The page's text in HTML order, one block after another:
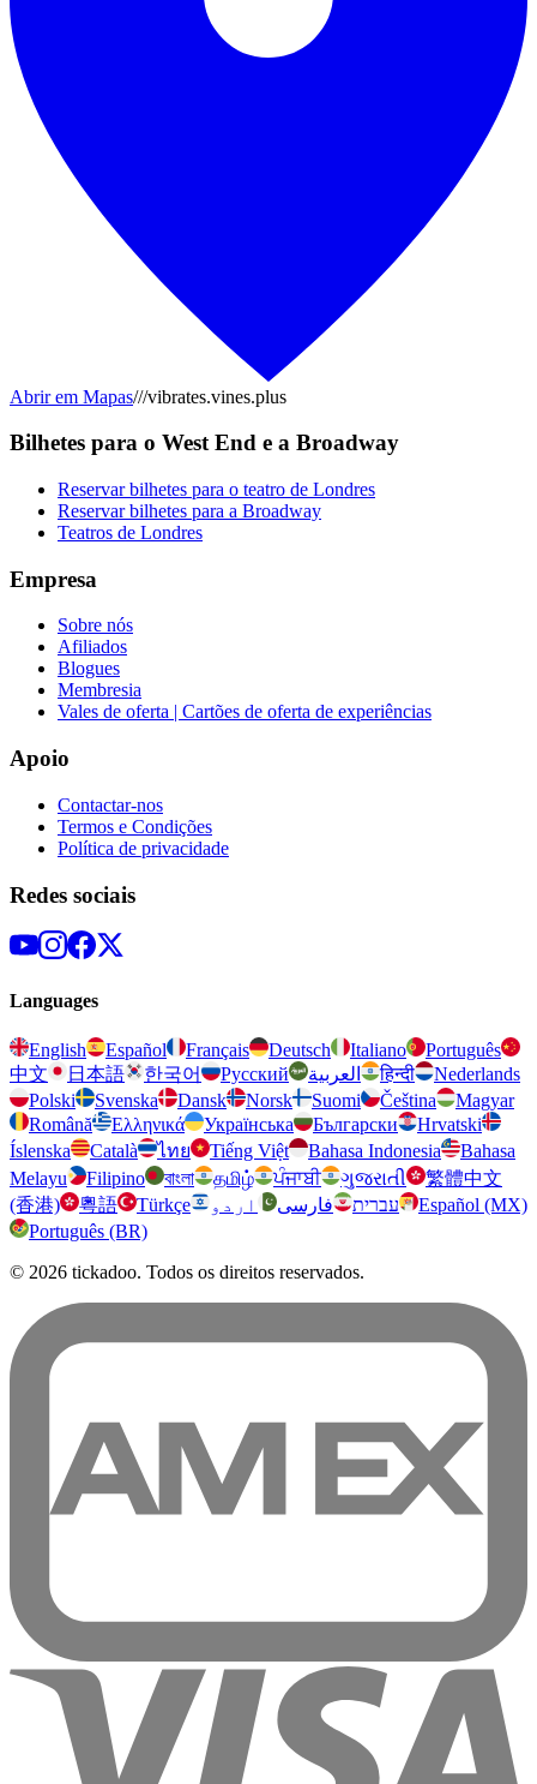
Abrir em Mapas///vibrates.vines.plus
Bilhetes para o West End e a Broadway
Reservar bilhetes para o teatro de Londres
Reservar bilhetes para a Broadway
Teatros de Londres
Empresa
Sobre nós
Afiliados
Blogues
Membresia
Vales de oferta | Cartões de oferta de experiências
Apoio
Contactar-nos
Termos e Condições
Política de privacidade
Redes sociais
Languages
English Español Français Deutsch Italiano
Português
中文
日本語 한국어 Русский العربية हिन्दी
Nederlands
Polski
Svenska Dansk Norsk Suomi Čeština
Magyar
Română
Ελληνικά Українська Български
Hrvatski
Íslenska
Català ไทย Tiếng Việt Bahasa Indonesia
Bahasa
Melayu
Filipino বাংলা தமிழ் ਪੰਜਾਬੀ ગુજરાતી
繁體中文
(香港)
粵語 Türkçe עברית فارسی اردو
Español (MX)
Português (BR)
© 2026 tickadoo. Todos os direitos reservados.